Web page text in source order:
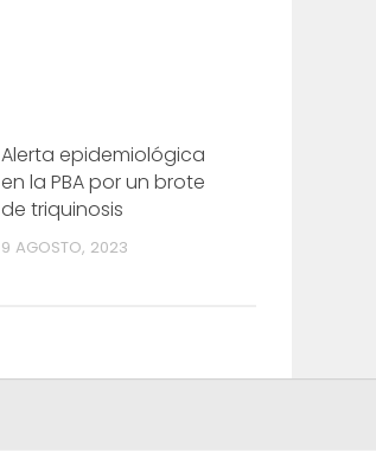
Alerta epidemiológica
en la PBA por un brote
de triquinosis
9 AGOSTO, 2023